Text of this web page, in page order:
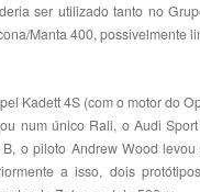
ser utilizado tanto no
Manta 400, possivelmente
Kadett 4S (com o motor do
num único Rali, o Audi
o piloto Andrew Wood
a isso, dois